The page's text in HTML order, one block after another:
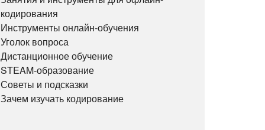
кодирования
Инструменты онлайн-обучения
Уголок вопроса
Дистанционное обучение
STEAM-образование
Советы и подсказки
Зачем изучать кодирование